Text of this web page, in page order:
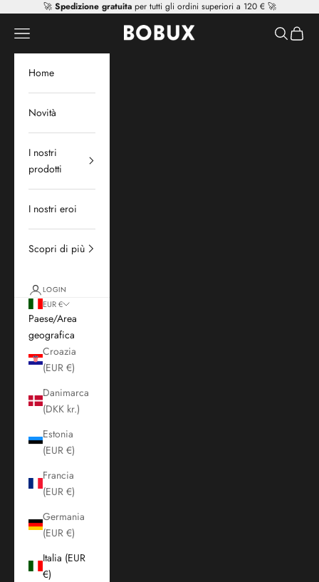
Vai al contenuto
🚀 Spedizione gratuitaper tutti gli ordini superiori a 120 € 🚀
Mr Tiggle - Distributor
Apri il menu di navigazione Mostra il
Home
Novità
I nostri
prodotti
I nostri eroi
Scopri di più
LOGIN
EUR €
Paese/Area
geografica
Croazia
(EUR €)
Danimarca
(DKK kr.)
Estonia
(EUR €)
Francia
(EUR €)
Germania
(EUR €)
Italia (EUR
€)